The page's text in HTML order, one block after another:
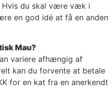
Hvis du skal være væk i
en god idé at få en anden
Mau?
variere afhængig af
kan du forvente at betale
for en kat fra en anerkendt